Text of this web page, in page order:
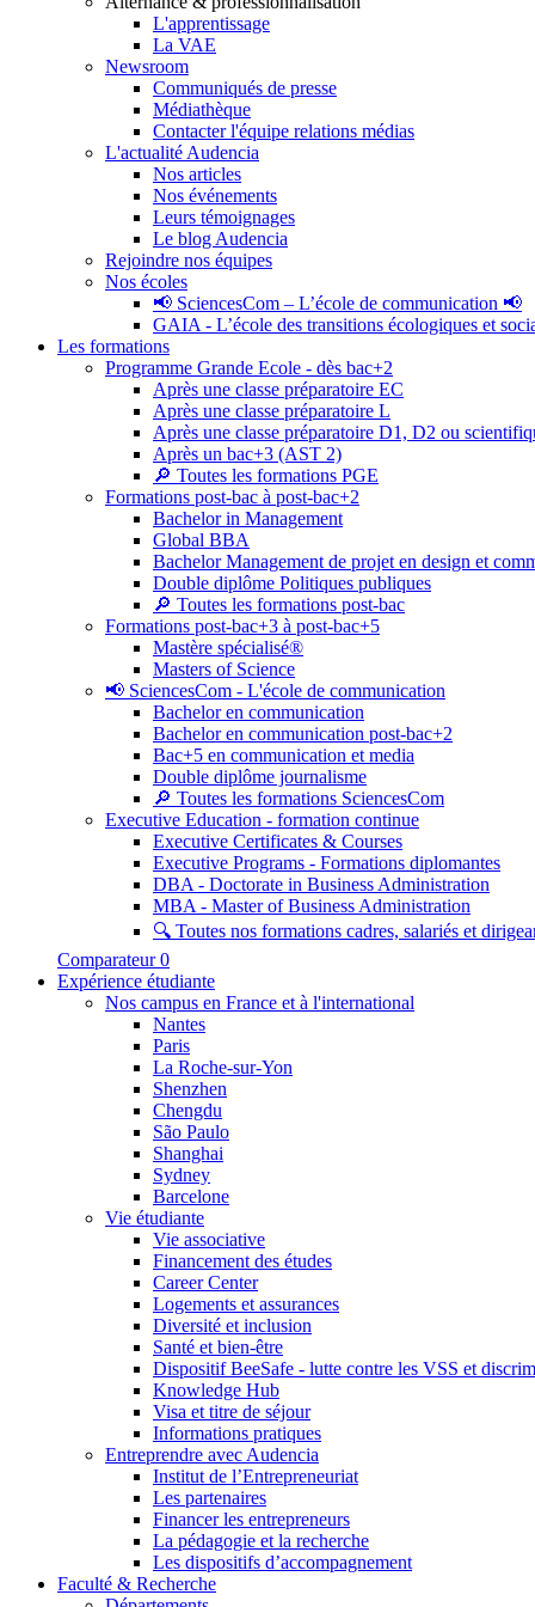
L'apprentissage
La VAE
Newsroom
Communiqués de presse
Médiathèque
Contacter l'équipe relations médias
L'actualité Audencia
Nos articles
Nos événements
Leurs témoignages
Le blog Audencia
Rejoindre nos équipes
Nos écoles
📢 SciencesCom – L’école de communication 📢
GAIA - L’école des transitions écologiques et
Les formations
Programme Grande Ecole - dès bac+2
Après une classe préparatoire EC
Après une classe préparatoire L
Après une classe préparatoire D1, D2 ou
Après un bac+3 (AST 2)
🔎 Toutes les formations PGE
Formations post-bac à post-bac+2
Bachelor in Management
Global BBA
Bachelor Management de projet en design et
Double diplôme Politiques publiques
🔎 Toutes les formations post-bac
Formations post-bac+3 à post-bac+5
Mastère spécialisé®
Masters of Science
📢 SciencesCom - L'école de communication
Bachelor en communication
Bachelor en communication post-bac+2
Bac+5 en communication et media
Double diplôme journalisme
🔎 Toutes les formations SciencesCom
Executive Education - formation continue
Executive Certificates & Courses
Executive Programs - Formations diplomantes
DBA - Doctorate in Business Administration
MBA - Master of Business Administration
🔍 Toutes nos formations cadres, salariés et
Comparateur 0
Expérience étudiante
Nos campus en France et à l'international
Nantes
Paris
La Roche-sur-Yon
Shenzhen
Chengdu
São Paulo
Shanghai
Sydney
Barcelone
Vie étudiante
Vie associative
Financement des études
Career Center
Logements et assurances
Diversité et inclusion
Santé et bien-être
Dispositif BeeSafe - lutte contre les VSS et
Knowledge Hub
Visa et titre de séjour
Informations pratiques
Entreprendre avec Audencia
Institut de l’Entrepreneuriat
Les partenaires
Financer les entrepreneurs
La pédagogie et la recherche
Les dispositifs d’accompagnement
Faculté & Recherche